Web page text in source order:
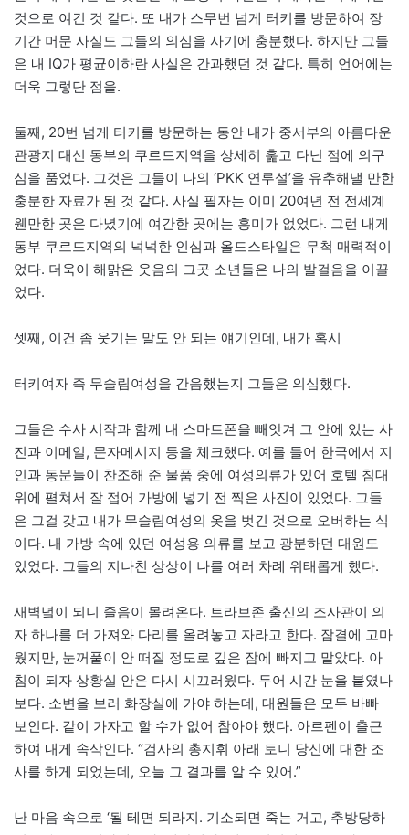
것으로 여긴 것 같다. 또 내가 스무번 넘게 터키를 방문하여 장
기간 머문 사실도 그들의 의심을 사기에 충분했다. 하지만 그들
은 내 IQ가 평균이하란 사실은 간과했던 것 같다. 특히 언어에는
더욱 그렇단 점을.
둘째, 20번 넘게 터키를 방문하는 동안 내가 중서부의 아름다운
관광지 대신 동부의 쿠르드지역을 상세히 훑고 다닌 점에 의구
심을 품었다. 그것은 그들이 나의 ‘PKK 연루설’을 유추해낼 만한
충분한 자료가 된 것 같다. 사실 필자는 이미 20여년 전 전세계
웬만한 곳은 다녔기에 여간한 곳에는 흥미가 없었다. 그런 내게
동부 쿠르드지역의 넉넉한 인심과 올드스타일은 무척 매력적이
었다. 더욱이 해맑은 웃음의 그곳 소년들은 나의 발걸음을 이끌
었다.
셋째, 이건 좀 웃기는 말도 안 되는 얘기인데, 내가 혹시
터키여자 즉 무슬림여성을 간음했는지 그들은 의심했다.
그들은 수사 시작과 함께 내 스마트폰을 빼앗겨 그 안에 있는 사
진과 이메일, 문자메시지 등을 체크했다. 예를 들어 한국에서 지
인과 동문들이 찬조해 준 물품 중에 여성의류가 있어 호텔 침대
위에 펼쳐서 잘 접어 가방에 넣기 전 찍은 사진이 있었다. 그들
은 그걸 갖고 내가 무슬림여성의 옷을 벗긴 것으로 오버하는 식
이다. 내 가방 속에 있던 여성용 의류를 보고 광분하던 대원도
있었다. 그들의 지나친 상상이 나를 여러 차례 위태롭게 했다.
새벽녘이 되니 졸음이 몰려온다. 트라브존 출신의 조사관이 의
자 하나를 더 가져와 다리를 올려놓고 자라고 한다. 잠결에 고마
웠지만, 눈꺼풀이 안 떠질 정도로 깊은 잠에 빠지고 말았다. 아
침이 되자 상황실 안은 다시 시끄러웠다. 두어 시간 눈을 붙였나
보다. 소변을 보러 화장실에 가야 하는데, 대원들은 모두 바빠
보인다. 같이 가자고 할 수가 없어 참아야 했다. 아르펜이 출근
하여 내게 속삭인다. “검사의 총지휘 아래 토니 당신에 대한 조
사를 하게 되었는데, 오늘 그 결과를 알 수 있어.”
난 마음 속으로 ‘될 테면 되라지. 기소되면 죽는 거고, 추방당하